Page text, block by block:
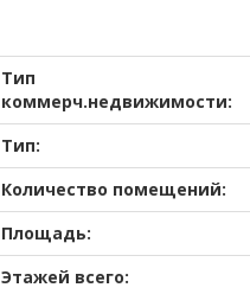
Тип
коммерч.недвижимости:
Тип:
Количество помещений:
Площадь:
Этажей всего: